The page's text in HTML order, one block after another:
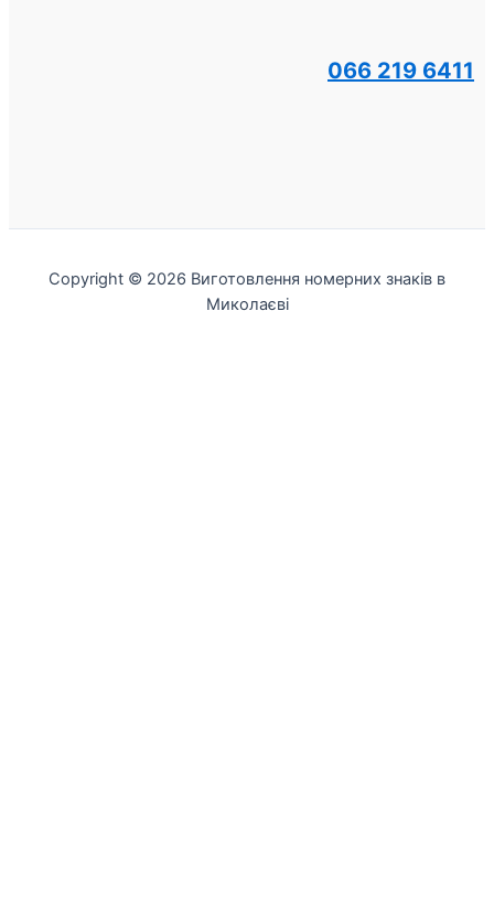
066 219 6411
Copyright © 2026 Виготовлення номерних знаків в
Миколаєві